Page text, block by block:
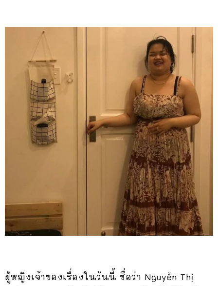
ผู้หญิงเจ้าของเรื่องในวันนี้ ชื่อว่า Nguyễn Thị